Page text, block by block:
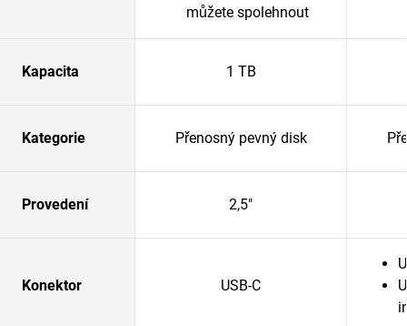
můžete spolehnout
Kapacita 1 TB
Kategorie Přenosný pevný disk
Provedení 2,5"
Konektor USB-C